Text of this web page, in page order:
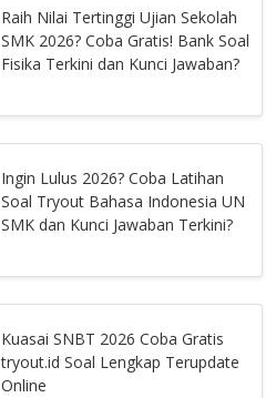
Raih Nilai Tertinggi Ujian Sekolah
SMK 2026? Coba Gratis! Bank Soal
Fisika Terkini dan Kunci Jawaban?
Ingin Lulus 2026? Coba Latihan
Soal Tryout Bahasa Indonesia UN
SMK dan Kunci Jawaban Terkini?
Kuasai SNBT 2026 Coba Gratis
tryout.id Soal Lengkap Terupdate
Online